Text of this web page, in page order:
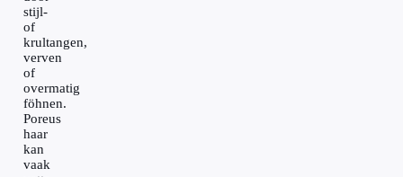
stijl-
of
krultangen,
verven
of
overmatig
föhnen.
Poreus
haar
kan
vaak